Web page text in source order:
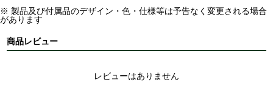
※ 製品及び付属品のデザイン・色・仕様等は予告なく変更される場合
があります
商品レビュー
レビューはありません